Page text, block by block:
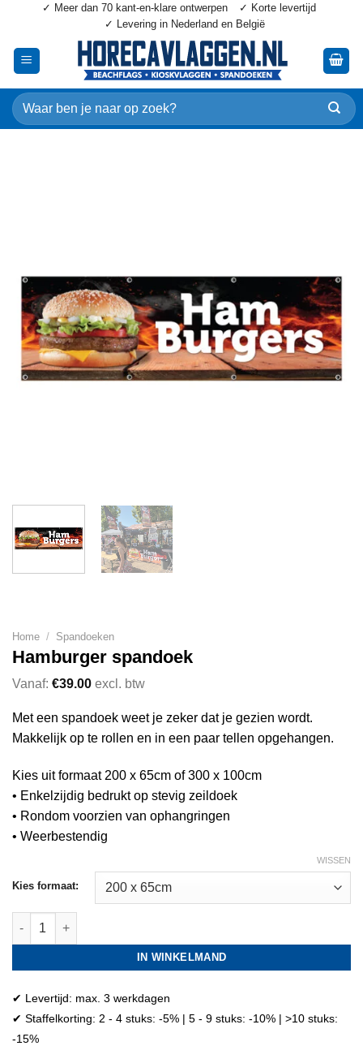
inhoud
✓ Meer dan 70 kant-en-klare ontwerpen
✓ Korte levertijd
✓ Levering in Nederland en België
Zoeken
naar:
Home / Spandoeken
Hamburger spandoek
Vanaf: €39.00 excl. btw
Met een spandoek weet je zeker dat je gezien wordt.
Makkelijk op te rollen en in een paar tellen opgehangen.
Kies uit formaat 200 x 65cm of 300 x 100cm
• Enkelzijdig bedrukt op stevig zeildoek
• Rondom voorzien van ophangringen
• Weerbestendig
Kies formaat:
WISSEN
Hamburger spandoek aantal
IN WINKELMAND
✔ Levertijd: max. 3 werkdagen
✔ Staffelkorting: 2 - 4 stuks: -5% | 5 - 9 stuks: -10% | >10 stuks:
-15%